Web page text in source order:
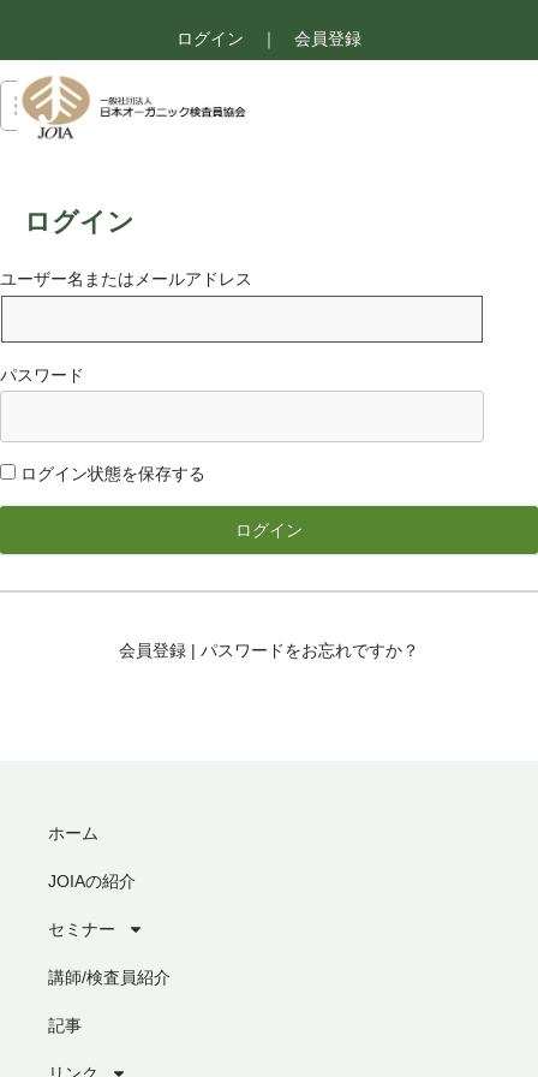
ログイン ｜ 会員登録
ログイン
ユーザー名またはメールアドレス
パスワード
ログイン状態を保存する
会員登録 | パスワードをお忘れですか？
ホーム
JOIAの紹介
セミナー
講師/検査員紹介
記事